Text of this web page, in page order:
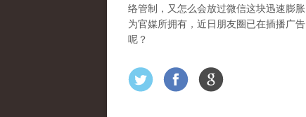
络管制，又怎么会放过微信这块迅速膨
为官媒所拥有，近日朋友圈已在插播广
呢？